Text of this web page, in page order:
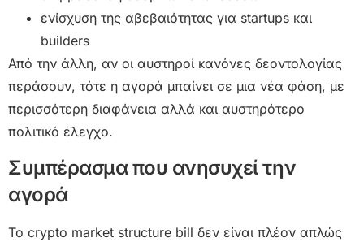
ενίσχυση της αβεβαιότητας για startups και
builders
Από την άλλη, αν οι αυστηροί κανόνες δεοντολογίας
περάσουν, τότε η αγορά μπαίνει σε μια νέα φάση, με
περισσότερη διαφάνεια αλλά και αυστηρότερο
πολιτικό έλεγχο.
Συμπέρασμα που ανησυχεί την
αγορά
Το crypto market structure bill δεν είναι πλέον απλώς